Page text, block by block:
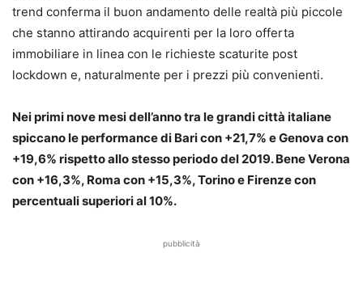
trend conferma il buon andamento delle realtà più piccole
che stanno attirando acquirenti per la loro offerta
immobiliare in linea con le richieste scaturite post
lockdown e, naturalmente per i prezzi più convenienti.
Nei primi nove mesi dell’anno tra le grandi città italiane
spiccano le performance di Bari con +21,7% e Genova con
+19,6% rispetto allo stesso periodo del 2019. Bene Verona
con +16,3%, Roma con +15,3%, Torino e Firenze con
percentuali superiori al 10%.
pubblicità